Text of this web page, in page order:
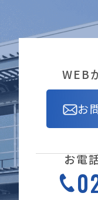
WEB
お
お電